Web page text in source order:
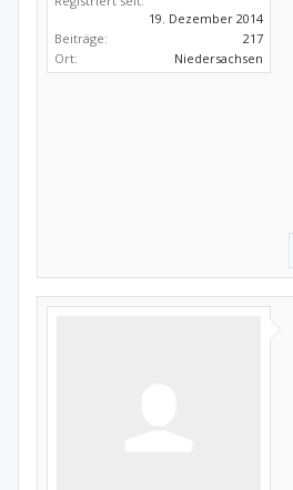
19. Dezember 2014
Beiträge:
217
Ort:
Niedersachsen